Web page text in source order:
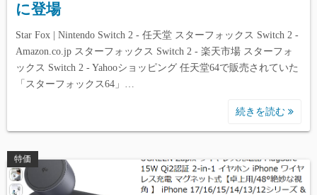
に登場
Star Fox | Nintendo Switch 2 - 任天堂 スターフォックス Switch 2 -
Amazon.co.jp スターフォックス Switch 2 - 楽天市場 スターフォ
ックス Switch 2 - Yahooショッピング 任天堂64で販売されていた
「スターフォックス64」…
続きを読む
特価